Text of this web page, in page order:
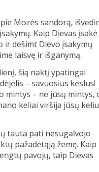
Mozės sandorą,
Kaip Dievas įsakė
dešimt Dievo įsakymų
laisvę ir išganymą.
šią naktį ypatingai
– savuosius kėslus!
mintys – ne jūsų mintys,
keliai viršija jūsų
tauta pati nesugalvojo
pažadėtąją žemę. Kaip
pavojų, taip Dievas